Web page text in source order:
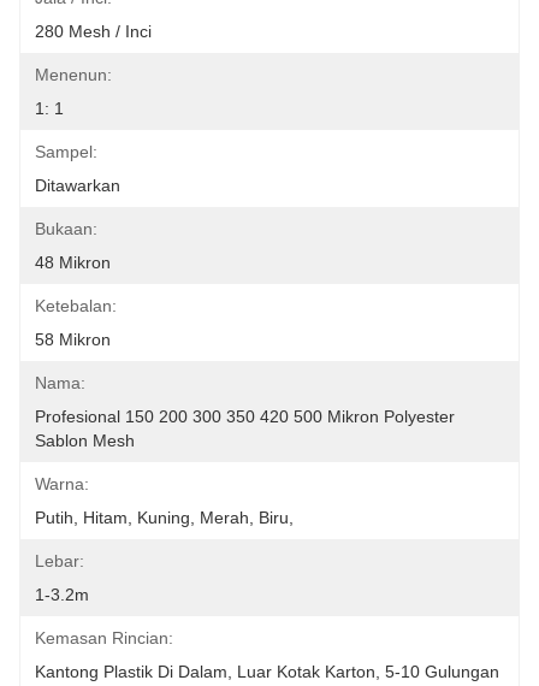
280 Mesh / Inci
Menenun:
1: 1
Sampel:
Ditawarkan
Bukaan:
48 Mikron
Ketebalan:
58 Mikron
Nama:
Profesional 150 200 300 350 420 500 Mikron Polyester
Sablon Mesh
Warna:
Putih, Hitam, Kuning, Merah, Biru,
Lebar:
1-3.2m
Kemasan Rincian:
Kantong Plastik Di Dalam, Luar Kotak Karton, 5-10 Gulungan